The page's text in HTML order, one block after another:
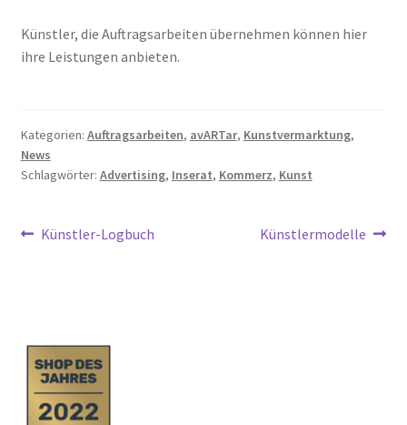
Papier
Zubehör
Bücher
Geschenke
%Angebote%
Künstler, die Auftragsarbeiten übernehmen können hier
ihre Leistungen anbieten.
Kategorien: Auftragsarbeiten, avARTar, Kunstvermarktung,
News
Schlagwörter: Advertising, Inserat, Kommerz, Kunst
Beitragsnavigation
Vorheriger
Künstler-Logbuch
Nächster
Künstlermodelle